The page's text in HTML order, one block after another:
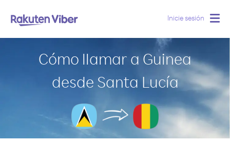
Inicie sesión
Cómo llamar a Guinea
desde Santa Lucía